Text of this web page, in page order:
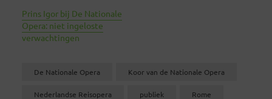
Prins Igor bij De Nationale
Opera: niet ingeloste
verwachtingen
De Nationale Opera Koor van de Nationale Opera
Nederlandse Reisopera publiek Rome